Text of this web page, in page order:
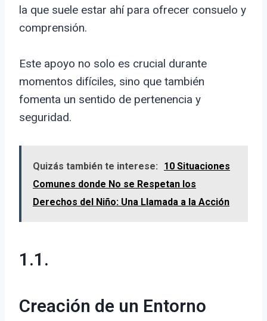
la que suele estar ahí para ofrecer consuelo y
comprensión.
Este apoyo no solo es crucial durante
momentos difíciles, sino que también
fomenta un sentido de pertenencia y
seguridad.
Quizás también te interese:
10 Situaciones
Comunes donde No se Respetan los
Derechos del Niño: Una Llamada a la Acción
1.1.
Creación de un Entorno